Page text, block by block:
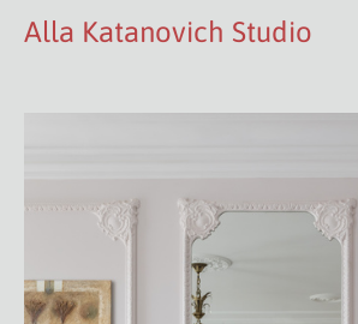
Alla Katanovich Studio